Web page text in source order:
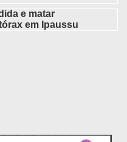
e matar
em Ipaussu